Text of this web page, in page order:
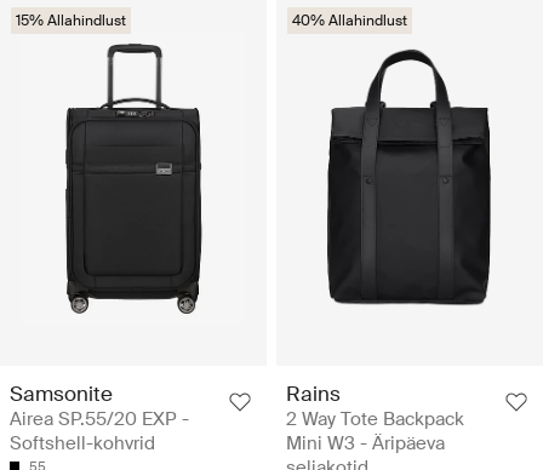
15% Allahindlust
Samsonite
Airea SP.55/20 EXP -
Softshell-kohvrid
55
40% Allahindlust
Rains
2 Way Tote Backpack
Mini W3 - Äripäeva